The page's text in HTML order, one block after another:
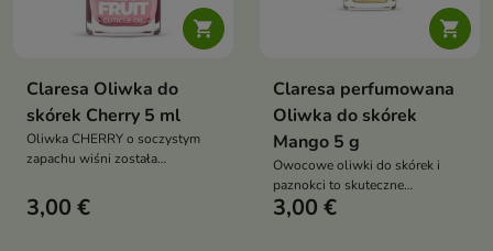

Claresa Oliwka do
skórek Cherry 5 ml
Oliwka CHERRY o soczystym
zapachu wiśni została
wielbicielkach intensywnych,
energetycznych aromatów
3,00 €

Claresa perfumowana
Oliwka do skórek
Mango 5 g
Owocowe oliwki do skórek i
paznokci to skuteczne
rozwiązanie dla suchej,
3,00 €